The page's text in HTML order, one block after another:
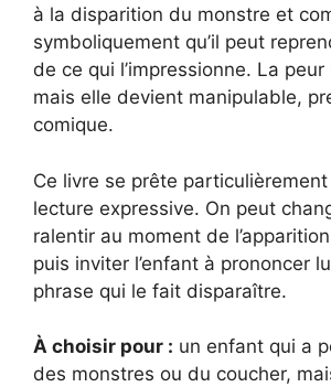
à la disparition du monstre et
symboliquement qu’il peut
de ce qui l’impressionne. La peur
mais elle devient manipulable,
comique.
Ce livre se prête
lecture expressive. On peut
ralentir au moment de
puis inviter l’enfant à prononcer
phrase qui le fait disparaître.
À choisir pour : un enfant qui a
des monstres ou du coucher,